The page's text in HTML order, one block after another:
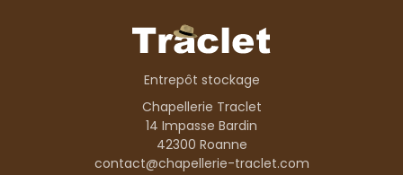
Entrepôt stockage
Chapellerie Traclet
14 Impasse Bardin
42300 Roanne
contact@chapellerie-traclet.com